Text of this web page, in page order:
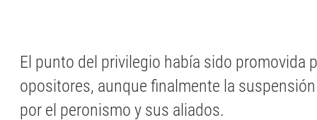
El punto del privilegio había sido promovida
opositores, aunque finalmente la
por el peronismo y sus aliados.